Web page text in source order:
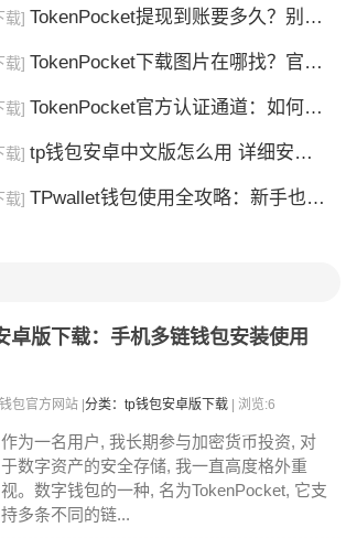
载] TokenPocket提现到账要多久？别把钱包当银行，看完这篇就懂了
载] TokenPocket下载图片在哪找？官方渠道最靠谱
载] TokenPocket官方认证通道：如何找到真正的官方渠道
载] tp钱包安卓中文版怎么用 详细安装教程
载] TPwallet钱包使用全攻略：新手也能快速上手掌握
版下载：手机多链钱包安装使用
包官方网站 | 分类：tp钱包安卓版下载 | 浏览:6
作为一名用户, 我长期参与加密货币投资, 对
于数字资产的安全存储, 我一直高度格外重
视。数字钱包的一种, 名为TokenPocket, 它支
持多条不同的链...